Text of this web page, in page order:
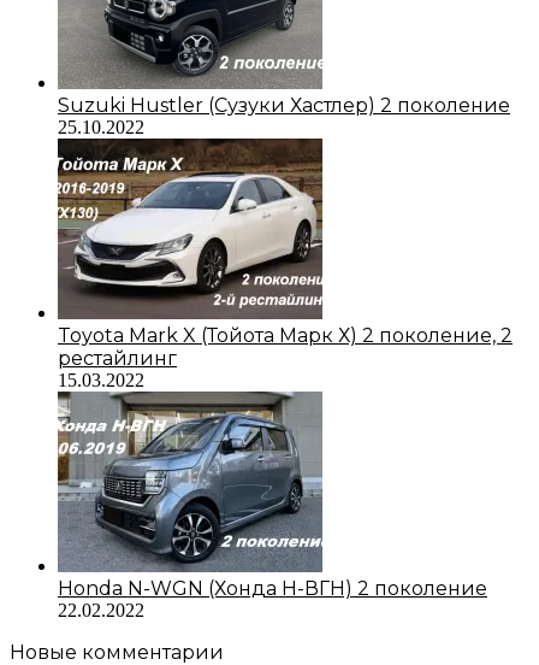
Suzuki Hustler (Сузуки Хастлер) 2 поколение
25.10.2022
Toyota Mark X (Тойота Марк Х) 2 поколение, 2
рестайлинг
15.03.2022
Honda N-WGN (Хонда Н-ВГН) 2 поколение
22.02.2022
Новые комментарии